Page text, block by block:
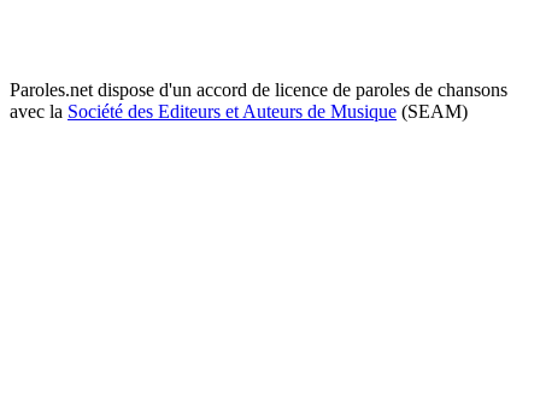
Paroles.net dispose d'un accord de licence de paroles de chansons
avec la Société des Editeurs et Auteurs de Musique (SEAM)